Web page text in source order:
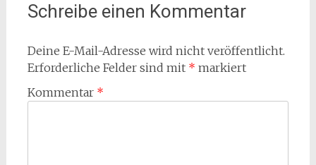
Schreibe einen Kommentar
Deine E-Mail-Adresse wird nicht veröffentlicht.
Erforderliche Felder sind mit * markiert
Kommentar *